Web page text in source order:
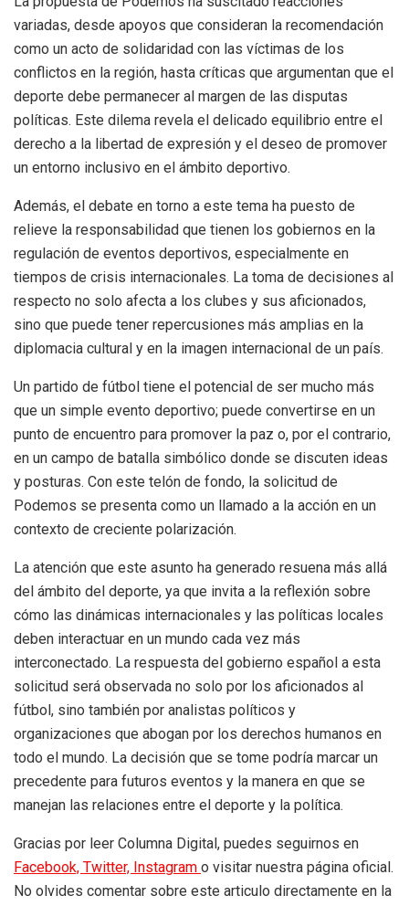
variadas, desde apoyos que consideran la recomendación
como un acto de solidaridad con las víctimas de los
conflictos en la región, hasta críticas que argumentan que el
deporte debe permanecer al margen de las disputas
políticas. Este dilema revela el delicado equilibrio entre el
derecho a la libertad de expresión y el deseo de promover
un entorno inclusivo en el ámbito deportivo.
Además, el debate en torno a este tema ha puesto de
relieve la responsabilidad que tienen los gobiernos en la
regulación de eventos deportivos, especialmente en
tiempos de crisis internacionales. La toma de decisiones al
respecto no solo afecta a los clubes y sus aficionados,
sino que puede tener repercusiones más amplias en la
diplomacia cultural y en la imagen internacional de un país.
Un partido de fútbol tiene el potencial de ser mucho más
que un simple evento deportivo; puede convertirse en un
punto de encuentro para promover la paz o, por el contrario,
en un campo de batalla simbólico donde se discuten ideas
y posturas. Con este telón de fondo, la solicitud de
Podemos se presenta como un llamado a la acción en un
contexto de creciente polarización.
La atención que este asunto ha generado resuena más allá
del ámbito del deporte, ya que invita a la reflexión sobre
cómo las dinámicas internacionales y las políticas locales
deben interactuar en un mundo cada vez más
interconectado. La respuesta del gobierno español a esta
solicitud será observada no solo por los aficionados al
fútbol, sino también por analistas políticos y
organizaciones que abogan por los derechos humanos en
todo el mundo. La decisión que se tome podría marcar un
precedente para futuros eventos y la manera en que se
manejan las relaciones entre el deporte y la política.
Gracias por leer Columna Digital, puedes seguirnos en
Facebook, Twitter, Instagram o visitar nuestra página oficial.
No olvides comentar sobre este articulo directamente en la